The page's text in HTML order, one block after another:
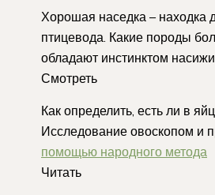
Хорошая наседка – находка
птицевода. Какие породы
обладают инстинктом
Смотреть
Как определить, есть ли в
Исследование овоскопом и
помощью народного метода
Читать